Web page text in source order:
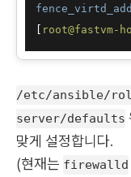
root@fastvm-
/etc/ansible/
server/defaults
맞게 설정합니다.
(현재는 firewalld